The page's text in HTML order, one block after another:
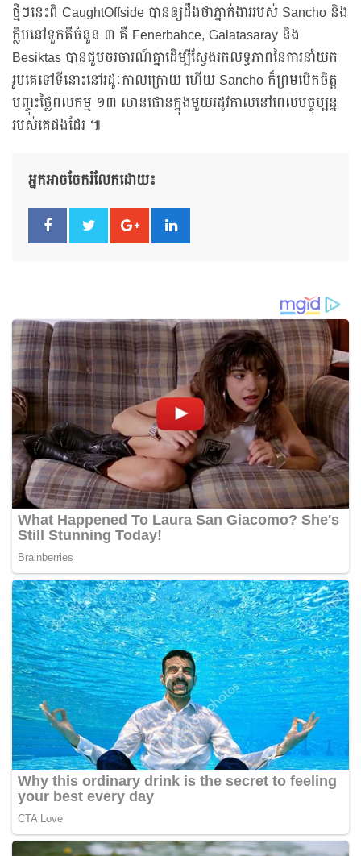
ថ្មីៗនេះពី CaughtOffside បានឲ្យដឹងថាភ្នាក់ងាររបស់ Sancho និង
ក្លិបនៅទួកគីចំនួន ៣ គឺ​ Fenerbahce, Galatasaray និង
Besiktas បានជួបចរចារណ៍គ្នាដើម្បីស្វែងរកលទ្ធភាពនៃការនាំយក
រូបគេទៅទីនោះនៅរដូៈកាលក្រោយ ហើយ Sancho ក៏ព្រមបើកចិត្ត
បញ្ចុះថ្លៃពលកម្ម ១៣ លានផោនក្នុងមួយរដូវកាលនៅពេលបច្ចុប្បន្ន
របស់គេផងដែរ ៕
អ្នកអាចចែករំលែកដោយ៖